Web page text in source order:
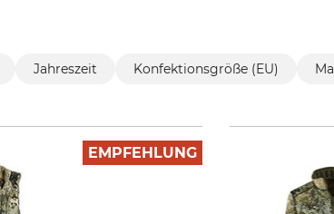
Jahreszeit Konfektionsgröße (EU)
EMPFEHLUNG